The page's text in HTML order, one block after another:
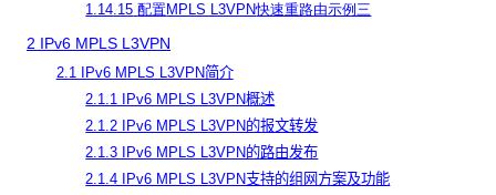
1.14.15 配置MPLS L3VPN快速重路由示例三
2 IPv6 MPLS L3VPN
2.1 IPv6 MPLS L3VPN简介
2.1.1 IPv6 MPLS L3VPN概述
2.1.2 IPv6 MPLS L3VPN的报文转发
2.1.3 IPv6 MPLS L3VPN的路由发布
2.1.4 IPv6 MPLS L3VPN支持的组网方案及功能